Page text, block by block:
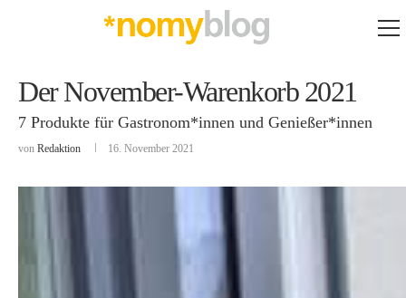
Der November-Warenkorb 2021
7 Produkte für Gastronom*innen und Genießer*innen
von Redaktion 16. November 2021